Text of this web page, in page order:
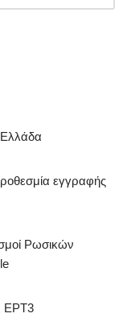
εγγραφής
Ρωσικών
ΕΡΤ3